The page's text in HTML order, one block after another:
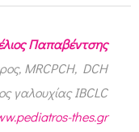
Παπαβέντσης
MRCPCH, DCH
γαλουχίας IBCLC
thes.gr